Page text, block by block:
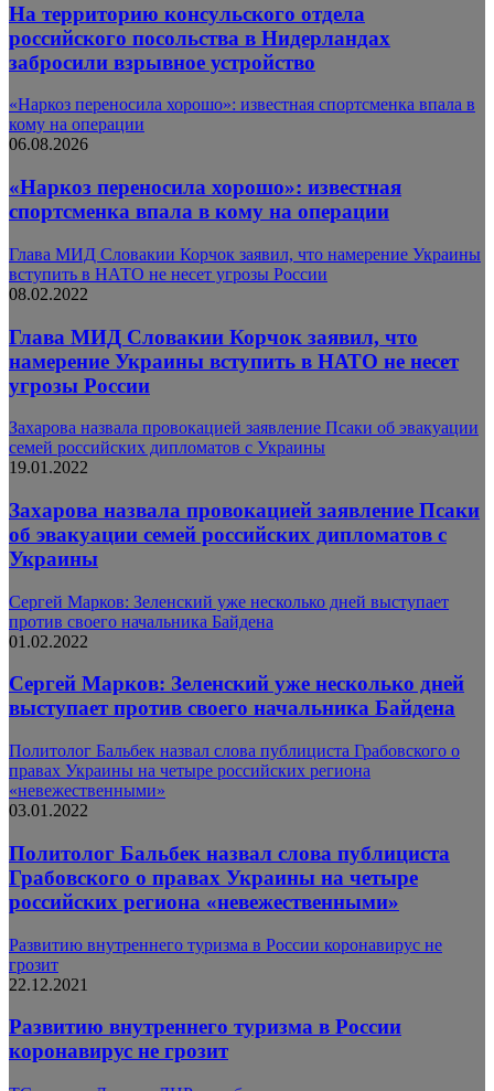
На территорию консульского отдела
российского посольства в Нидерландах
забросили взрывное устройство
«Наркоз переносила хорошо»: известная спортсменка впала в
кому на операции
06.08.2026
«Наркоз переносила хорошо»: известная
спортсменка впала в кому на операции
Глава МИД Словакии Корчок заявил, что намерение Украины
вступить в НАТО не несет угрозы России
08.02.2022
Глава МИД Словакии Корчок заявил, что
намерение Украины вступить в НАТО не несет
угрозы России
Захарова назвала провокацией заявление Псаки об эвакуации
семей российских дипломатов с Украины
19.01.2022
Захарова назвала провокацией заявление Псаки
об эвакуации семей российских дипломатов с
Украины
Сергей Марков: Зеленский уже несколько дней выступает
против своего начальника Байдена
01.02.2022
Сергей Марков: Зеленский уже несколько дней
выступает против своего начальника Байдена
Политолог Бальбек назвал слова публициста Грабовского о
правах Украины на четыре российских региона
«невежественными»
03.01.2022
Политолог Бальбек назвал слова публициста
Грабовского о правах Украины на четыре
российских региона «невежественными»
Развитию внутреннего туризма в России коронавирус не
грозит
22.12.2021
Развитию внутреннего туризма в России
коронавирус не грозит